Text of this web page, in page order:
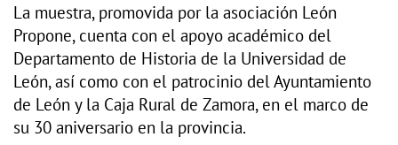
La muestra, promovida por la asociación León
Propone, cuenta con el apoyo académico del
Departamento de Historia de la Universidad de
León, así como con el patrocinio del Ayuntamiento
de León y la Caja Rural de Zamora, en el marco de
su 30 aniversario en la provincia.